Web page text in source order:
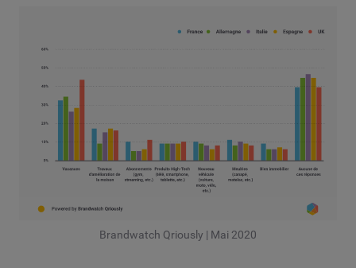
Brandwatch Qriously | Mai 2020